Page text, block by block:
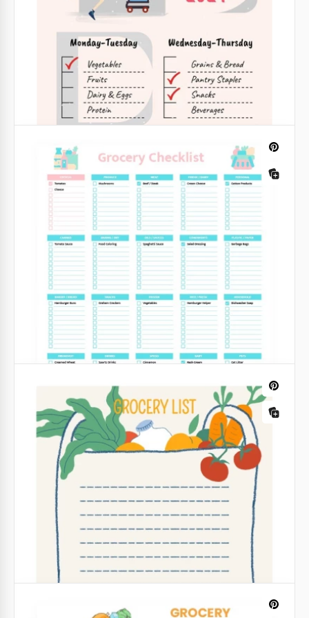
Lista de comestibles con temática de
fresas
Haga que sus compras de fresas sean muy sencillas
con nuestra Plantilla de Lista de Comestibles
Temática de Fresas.
Lista de compras linda
¡Atención a todos los que aman planificar las
compras de alimentos! ¡Estamos presentando
nuestra nueva plantilla de Lista de Compras Linda
en Google Slides!
Google Slides
Lista de Compras de Dulces Estilo